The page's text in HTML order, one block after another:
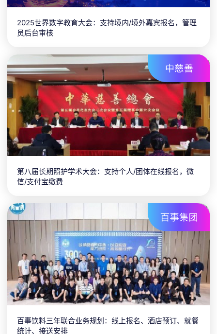
2025世界数字教育大会：支持境内/境外嘉宾报名，管理
员后台审核
第八届长期照护学术大会：支持个人/团体在线报名，微
信/支付宝缴费
百事饮料三年联合业务规划：线上报名、酒店预订、就餐
统计、接送安排